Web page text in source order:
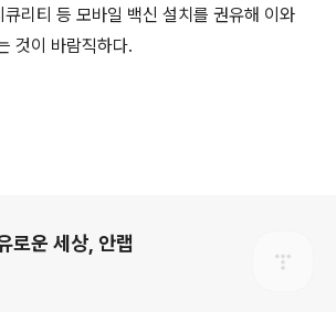
큐리티 등 모바일 백신 설치를 권유해 이와
것이 바람직하다.
로운 세상, 안랩